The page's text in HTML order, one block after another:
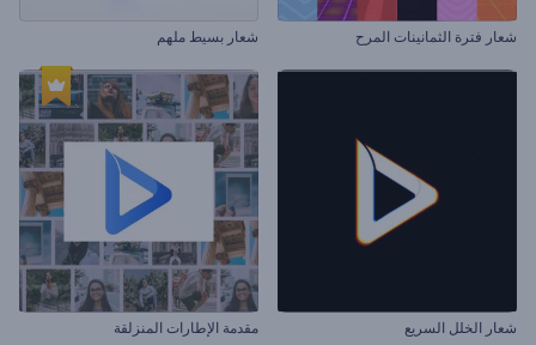
شعار فترة الثمانينات المرح شعار بسيط ملهم
شعار الخلل السريع مقدمة الإطارات المنزلقة